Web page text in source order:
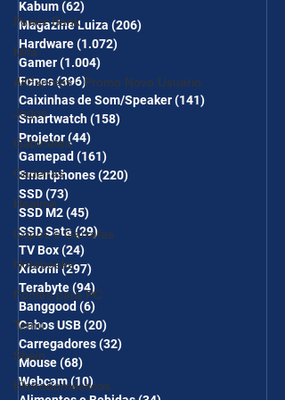
Power Bank
Mifa
AliExpress - Promo Novo Usuário
Jogos
Gabinetes
Cadeiras
Realme
Copos e Garrafas
Notebooks
Fontes para PC
Temu
Shein
Eletrodomésticos
Kabum(62)
Magazine Luiza (206)
Hardware(1.072)
Gamer(1.004)
Fones(396)396 posts
Caixinhas de Som/Speaker(141)
Smartwatch(158)
Projetor(44)
Gamepad(161)
Smartphones(220)
SSD(73)
SSD M2(45)
SSD Sata(29)29 posts
TV Box(24)
Xiaomi(297)
Terabyte(94)94 posts
Banggood(6)
Cabos USB(20)
Carregadores(32)
Mouse(68)
Webcam(10)10 posts